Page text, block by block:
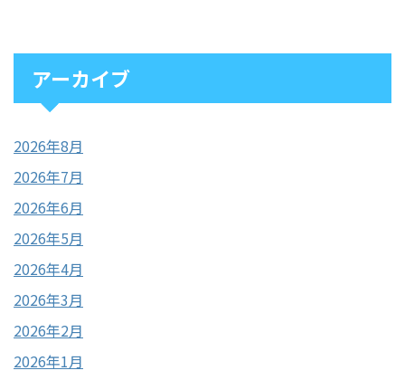
アーカイブ
2026年8月
2026年7月
2026年6月
2026年5月
2026年4月
2026年3月
2026年2月
2026年1月